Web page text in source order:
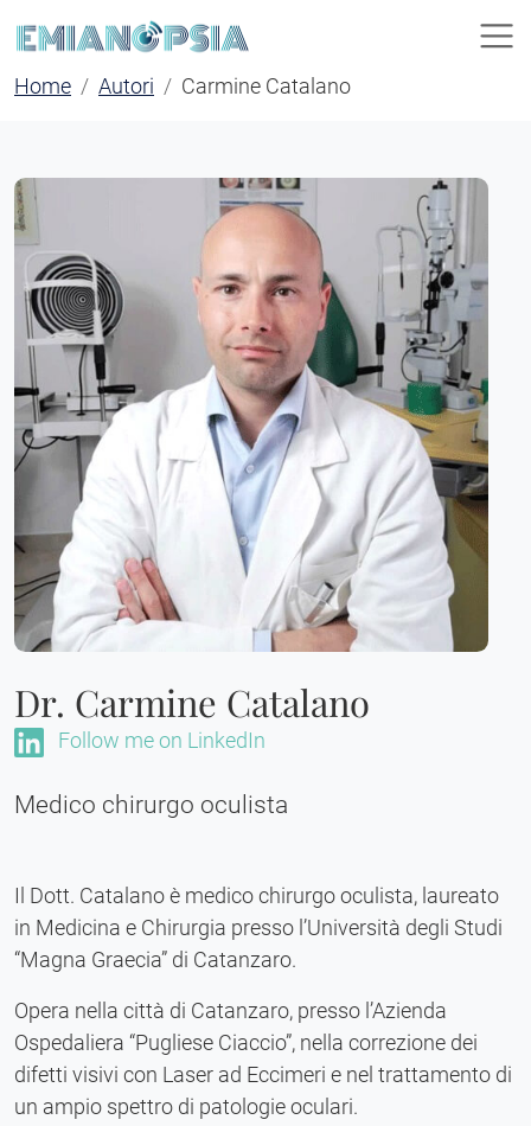
Home Autori Carmine Catalano
Dr. Carmine Catalano
Follow me on LinkedIn
Medico chirurgo oculista
Il Dott. Catalano è medico chirurgo oculista, laureato
in Medicina e Chirurgia presso l’Università degli Studi
“Magna Graecia” di Catanzaro.
Opera nella città di Catanzaro, presso l’Azienda
Ospedaliera “Pugliese Ciaccio”, nella correzione dei
difetti visivi con Laser ad Eccimeri e nel trattamento di
un ampio spettro di patologie oculari.